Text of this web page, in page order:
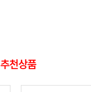
추천상품